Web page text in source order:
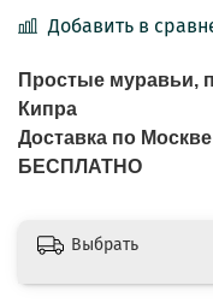
Добавить в
Простые муравьи,
Кипра
Доставка по
БЕСПЛАТНО
Выбрать